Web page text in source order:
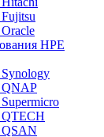
HPE
QNAP